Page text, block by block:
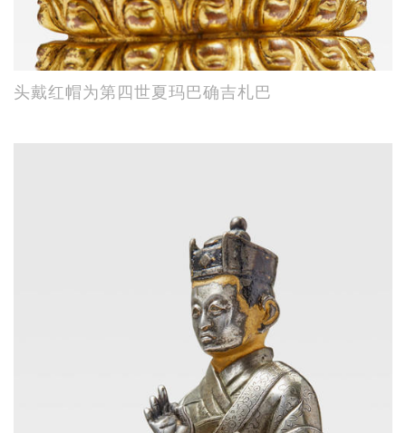
头戴红帽为第四世夏玛巴确吉札巴